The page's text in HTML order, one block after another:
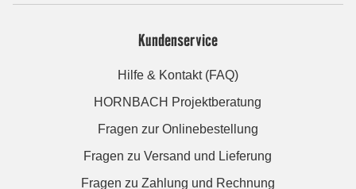
Kundenservice
Hilfe & Kontakt (FAQ)
HORNBACH Projektberatung
Fragen zur Onlinebestellung
Fragen zu Versand und Lieferung
Fragen zu Zahlung und Rechnung